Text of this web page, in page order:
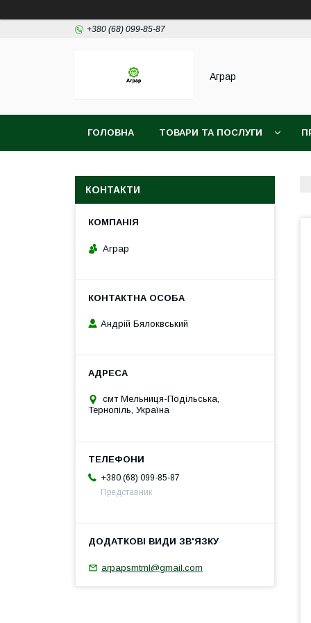
+380 (68) 099-85-87
Аграр
ГОЛОВНА ТОВАРИ ТА ПОСЛУГИ
КОНТАКТИ
Аграр
Андрій Бялоквський
смт Мельниця-Подільська,
Тернопіль, Україна
+380 (68) 099-85-87
Представник
arpapsmtml@gmail.com